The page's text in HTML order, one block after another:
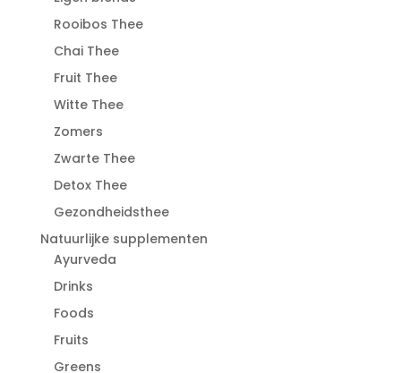
Rooibos Thee
Chai Thee
Fruit Thee
Witte Thee
Zomers
Zwarte Thee
Detox Thee
Gezondheidsthee
Natuurlijke supplementen
Ayurveda
Drinks
Foods
Fruits
Greens